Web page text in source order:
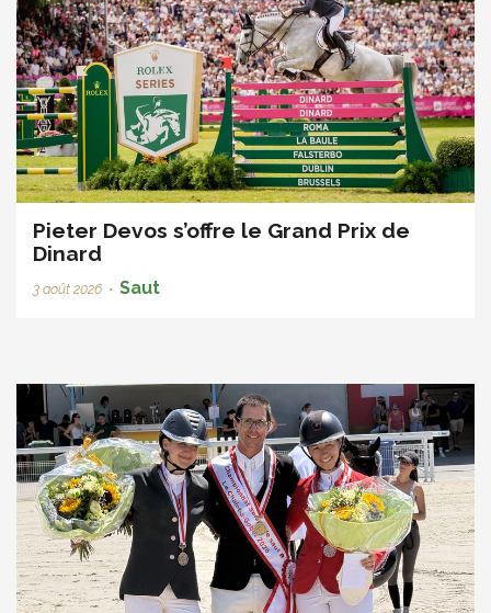
Pieter Devos s’offre le Grand Prix de
Dinard
3 août 2026 • Saut